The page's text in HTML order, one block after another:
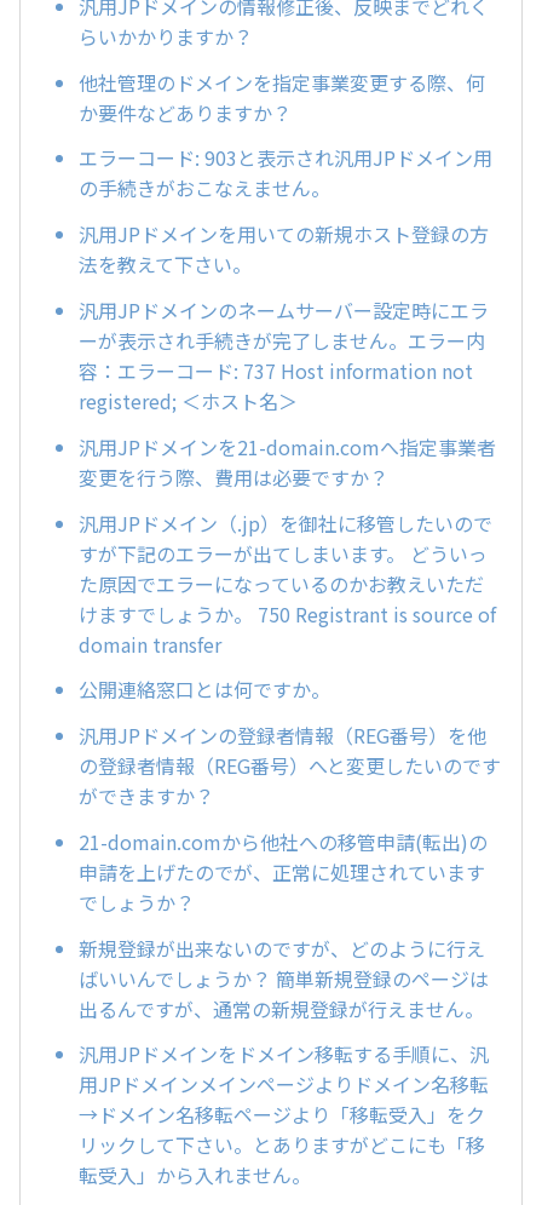
汎用JPドメインの情報修正後、反映までどれく
らいかかりますか？
他社管理のドメインを指定事業変更する際、何
か要件などありますか？
エラーコード: 903と表示され汎用JPドメイン用
の手続きがおこなえません。
汎用JPドメインを用いての新規ホスト登録の方
法を教えて下さい。
汎用JPドメインのネームサーバー設定時にエラ
ーが表示され手続きが完了しません。エラー内
容：エラーコード: 737 Host information not
registered; ＜ホスト名＞
汎用JPドメインを21-domain.comへ指定事業者
変更を行う際、費用は必要ですか？
汎用JPドメイン（.jp）を御社に移管したいので
すが下記のエラーが出てしまいます。 どういっ
た原因でエラーになっているのかお教えいただ
けますでしょうか。 750 Registrant is source of
domain transfer
公開連絡窓口とは何ですか。
汎用JPドメインの登録者情報（REG番号）を他
の登録者情報（REG番号）へと変更したいのです
ができますか？
21-domain.comから他社への移管申請(転出)の
申請を上げたのでが、正常に処理されています
でしょうか？
新規登録が出来ないのですが、どのように行え
ばいいんでしょうか？ 簡単新規登録のページは
出るんですが、通常の新規登録が行えません。
汎用JPドメインをドメイン移転する手順に、汎
用JPドメインメインページよりドメイン名移転
→ドメイン名移転ページより「移転受入」をク
リックして下さい。とありますがどこにも「移
転受入」から入れません。